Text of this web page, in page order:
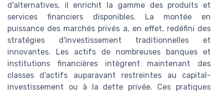
d'alternatives, il enrichit la gamme des produits et
services financiers disponibles. La montée en
puissance des marchés privés a, en effet, redéfini des
stratégies d'investissement traditionnelles et
innovantes. Les actifs de nombreuses banques et
institutions financières intègrent maintenant des
classes d'actifs auparavant restreintes au capital-
investissement ou à la dette privée. Ces pratiques